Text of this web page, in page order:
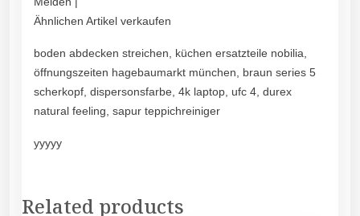
Ähnlichen Artikel verkaufen
boden abdecken streichen, küchen ersatzteile nobilia,
öffnungszeiten hagebaumarkt münchen, braun series 5
scherkopf, dispersonsfarbe, 4k laptop, ufc 4, durex
natural feeling, sapur teppichreiniger
yyyyy
Related products